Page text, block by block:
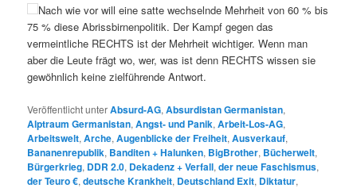
Nach wie vor will eine satte wechselnde Mehrheit von 60 % bis
75 % diese Abrissbirnenpolitik. Der Kampf gegen das
vermeintliche RECHTS ist der Mehrheit wichtiger. Wenn man
aber die Leute frägt wo, wer, was ist denn RECHTS wissen sie
gewöhnlich keine zielführende Antwort.
Veröffentlicht unterAbsurd-AG,Absurdistan Germanistan,
Alptraum Germanistan,Angst- und Panik,Arbeit-Los-AG,
Arbeitswelt,Arche,Augenblicke der Freiheit,Ausverkauf,
Bananenrepublik, Banditen + Halunken, BigBrother, Bücherwelt,
Bürgerkrieg, DDR 2.0, Dekadenz + Verfall,der neue Faschismus,
der Teuro €,deutsche Krankheit, Deutschland Exit, Diktatur,